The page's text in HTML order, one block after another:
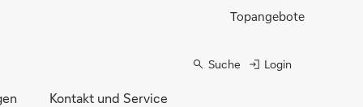
Topangebote
Suche Login
Kontakt und Service